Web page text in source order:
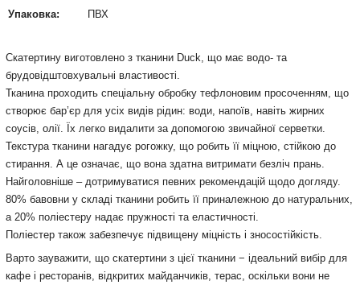
Упаковка:
ПВХ
Cкатертину виготовлено з тканини Duck, що має водо- та
брудовідштовхувальні властивості.
Тканина проходить спеціальну обробку тефлоновим просоченням, що
створює бар’єр для усіх видів рідин: води, напоїв, навіть жирних
соусів, олії. Їх легко видалити за допомогою звичайної серветки.
Текстура тканини нагадує рогожку, що робить її міцною, стійкою до
стирання. А це означає, що вона здатна витримати безліч прань.
Найголовніше – дотримуватися певних рекомендацій щодо догляду.
80% бавовни у складі тканини робить її приналежною до натуральних,
а 20% поліестеру надає пружності та еластичності.
Поліестер також забезпечує підвищену міцність і зносостійкість.
Варто зауважити, що скатертини з цієї тканини − ідеальний вибір для
кафе і ресторанів, відкритих майданчиків, терас, оскільки вони не